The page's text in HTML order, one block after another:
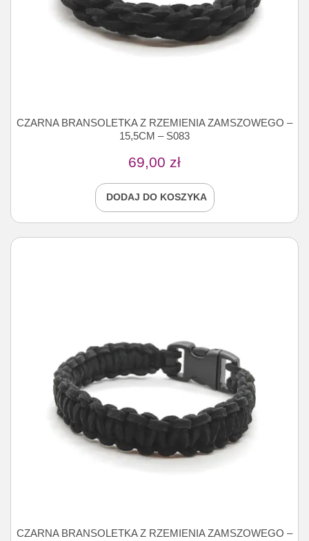
CZARNA BRANSOLETKA Z RZEMIENIA ZAMSZOWEGO –
15,5CM – S083
69,00 zł
DODAJ DO KOSZYKA
CZARNA BRANSOLETKA Z RZEMIENIA ZAMSZOWEGO –